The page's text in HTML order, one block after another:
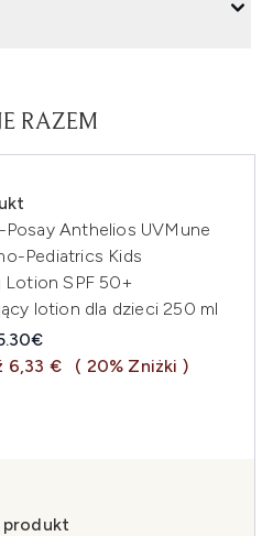
RAZEM
Posay Anthelios UVMune
Pediatrics Kids
Lotion SPF 50+
lotion dla dzieci 250 ml
cena detaliczna:
cena:
6,33 €
( 20% Zniżki )
produkt